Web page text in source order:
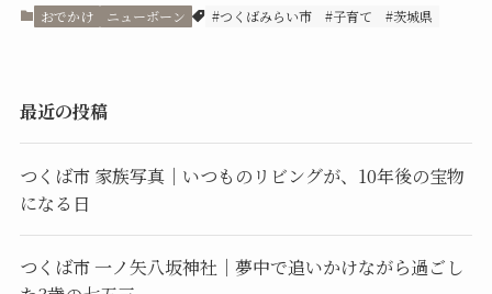
おでかけ ニューボーン #つくばみらい市 #子育て #茨城県
最近の投稿
つくば市 家族写真｜いつものリビングが、10年後の宝物
になる日
つくば市 一ノ矢八坂神社｜夢中で追いかけながら過ごし